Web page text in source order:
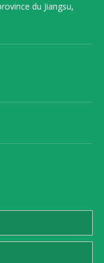
du Jiangsu,